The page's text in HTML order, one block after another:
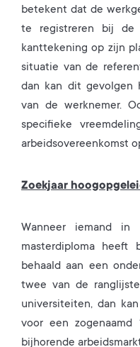
betekent dat de
te registreren bij de
kanttekening op zijn
situatie van de
dan kan dit gevolgen
van de werknemer.
specifieke
arbeidsovereenkomst
Zoekjaar
Wanneer iemand in
masterdiploma heeft
behaald aan een
twee van de
universiteiten, dan
voor een zogenaamd
bijhorende